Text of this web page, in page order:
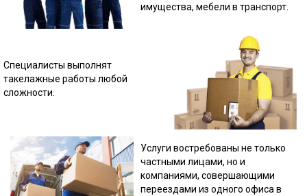
имущества, мебели в транспорт.
Специалисты выполнят
такелажные работы любой
сложности.
Услуги востребованы не только
частными лицами, но и
компаниями, совершающими
переездами из одного офиса в